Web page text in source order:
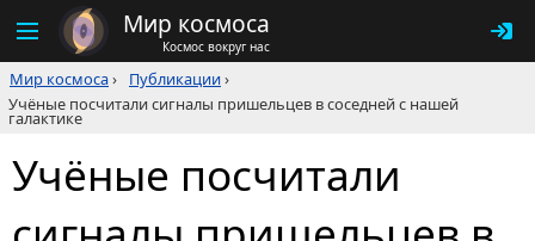
Мир космоса
Космос вокруг нас
Мир космоса› Публикации›
Учёные посчитали сигналы пришельцев в соседней с нашей
галактике
Учёные посчитали